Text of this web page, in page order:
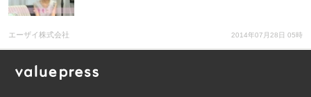
エーザイ株式会社 2014年07月28日 05時